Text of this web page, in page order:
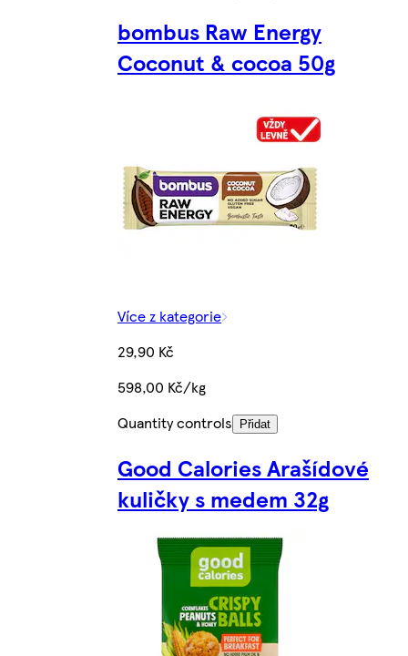
bombus Raw Energy
Coconut & cocoa 50g
Více z kategorie
29,90 Kč
598,00 Kč/kg
Quantity controls
Přidat
Good Calories Arašídové
kuličky s medem 32g